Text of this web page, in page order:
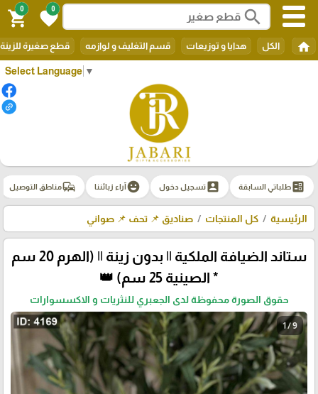
Select Language ▼
search
0
favorite
0
shopping_cart
home الكل هدايا و توزيعات قسم التغليف و لوازمه قطع صغيرة للزينة
ballotطلباتي السابقة account_boxتسجيل دخول emoji_emotionsآراء زبائننا commuteمناطق التوصيل
الرئيسية كل المنتجات صناديق 📌 تحف 📌 صواني
ستاند الضيافة الملكية || بدون زينة || (الهرم 20 سم
* الصينية 25 سم) 👑
حقوق الصورة محفوظة لدى الجعبري للنثريات و الاكسسوارات
1 / 9